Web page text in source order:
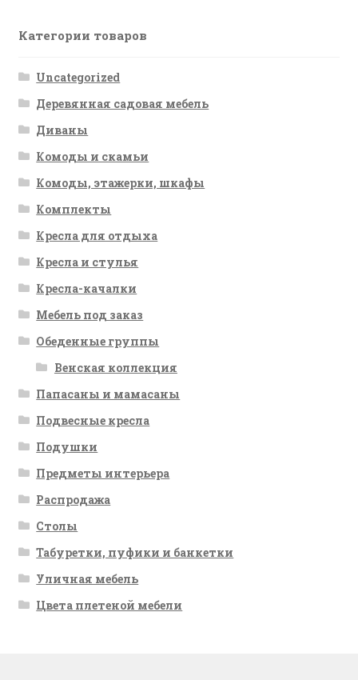
Категории товаров
Uncategorized
Деревянная садовая мебель
Диваны
Комоды и скамьи
Комоды, этажерки, шкафы
Комплекты
Кресла для отдыха
Кресла и стулья
Кресла-качалки
Мебель под заказ
Обеденные группы
Венская коллекция
Папасаны и мамасаны
Подвесные кресла
Подушки
Предметы интерьера
Распродажа
Столы
Табуретки, пуфики и банкетки
Уличная мебель
Цвета плетеной мебели